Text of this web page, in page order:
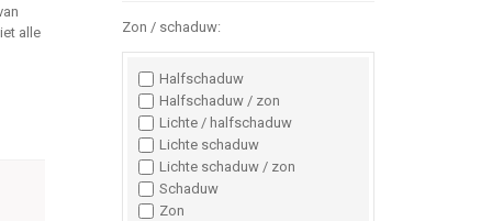
alle
Zon / schaduw:
Halfschaduw
Halfschaduw / zon
Lichte / halfschaduw
Lichte schaduw
Lichte schaduw / zon
Schaduw
Zon